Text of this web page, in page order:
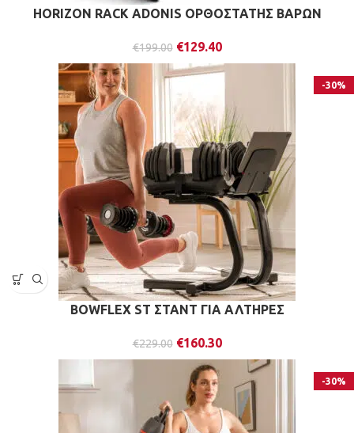
HORIZON RACK ADONIS ΟΡΘΟΣΤΑΤΗΣ ΒΑΡΩΝ
€199.00 €129.40
-30%
BOWFLEX ST ΣΤΑΝΤ ΓΙΑ ΑΛΤΗΡΕΣ
€229.00 €160.30
-30%